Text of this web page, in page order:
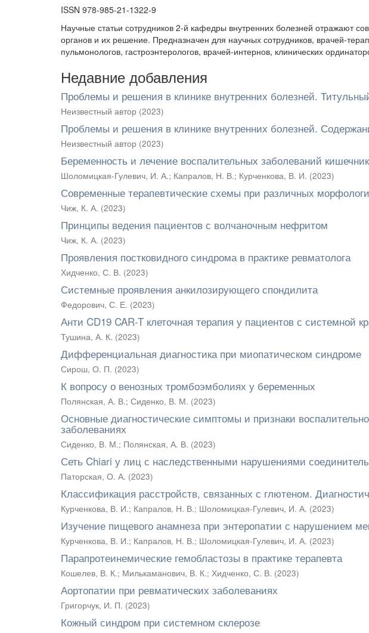
ISSN 978-985-21-1322-9
Научные статьи сотрудников 2-й кафедры внутренних болезней отражают
органов и их решение. Предназначен для научных сотрудников, врачей-
пульмонологов, гастроэнтерологов, врачей-интернов, клинических
Недавние добавления
Проблемы и решения в клинике внутренних болезней.
Неизвестный автор (2023)
Проблемы и решения в клинике внутренних болезней.
Неизвестный автор (2023)
Беременность и лечение воспалительных заболеваний
Шоломицкая-Гулевич, И. А.; Капралов, Н. В.; Курченкова, В. И. (2023)
Современные терапевтические схемы при различных
Чиж, К. А. (2023)
Принципы ведения пациентов с волчаночным нефритом
Чиж, К. А. (2023)
Проявления постковидного синдрома в практике ревматолога
Хидченко, С. В. (2023)
Системные проявления анкилозирующего спондилита
Федорович, С. Е. (2023)
Анти CD19 CAR-T клеточная терапия у пациентов с системной
Тушина, А. К. (2023)
Дифференциальная диагностика при миопатическом синдроме
Сирош, О. П. (2023)
К вопросу о венозных тромбоэмболиях у беременных
Полянская, А. В.; Сиденко, В. М. (2023)
Основные диагностические симптомы и признаки
заболеваниях
Сиденко, В. М.; Полянская, А. В. (2023)
Сеть Chiari у лиц с наследственными нарушениями
Паторская, О. А. (2023)
Классификация расстройств, связанных с глютеном.
Курченкова, В. И.; Капралов, Н. В.; Шоломицкая-Гулевич, И. А. (2023)
Изучение пищевого анамнеза при энтеропатии с нарушением
Курченкова, В. И.; Капралов, Н. В.; Шоломицкая-Гулевич, И. А. (2023)
Парапротеинемические гемобластозы в практике терапевта
Кошелев, В. К.; Милькаманович, В. К.; Хидченко, С. В. (2023)
Аортопатии при ревматических заболеваниях
Григорчук, И. П. (2023)
Кожный синдром при системном склерозе